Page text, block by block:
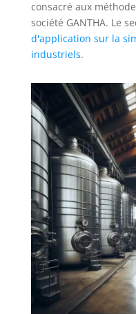
consacré aux
société GANTHA. Le
d'application sur la
industriels.